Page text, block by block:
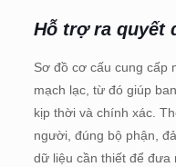
Hỗ trợ ra quyết
Sơ đồ cơ cấu cung cấp
mạch lạc, từ đó giúp
kịp thời và chính xác.
người, đúng bộ phận,
dữ liệu cần thiết để